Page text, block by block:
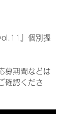
』個別握
募期間などは
確認くださ